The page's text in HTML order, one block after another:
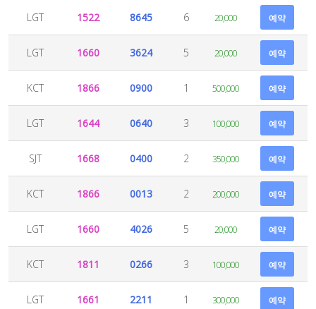
LGT 1522 8645 6 20,000 예약
LGT 1660 3624 5 20,000 예약
KCT 1866 0900 1 500,000 예약
LGT 1644 0640 3 100,000 예약
SJT 1668 0400 2 350,000 예약
KCT 1866 0013 2 200,000 예약
LGT 1660 4026 5 20,000 예약
KCT 1811 0266 3 100,000 예약
LGT 1661 2211 1 300,000 예약